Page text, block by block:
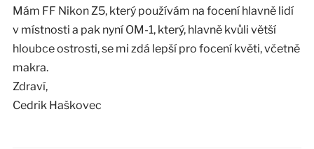
Mám FF Nikon Z5, který používám na focení hlavně lidí
v místnosti a pak nyní OM-1, který, hlavně kvůli větší
hloubce ostrosti, se mi zdá lepší pro focení květi, včetně
makra.
Zdraví,
Cedrik Haškovec